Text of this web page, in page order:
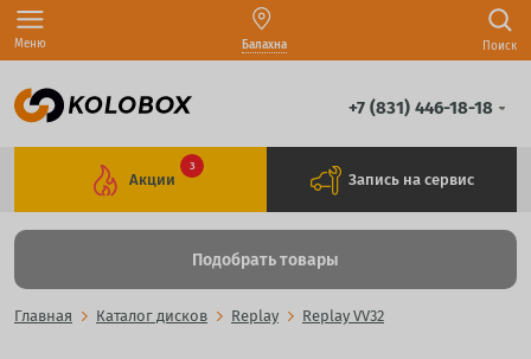
Меню Балахна Поиск
+7 (831) 446-18-18
Акции
3
Запись на сервис
Подобрать товары
Главная Каталог дисков Replay Replay VV32